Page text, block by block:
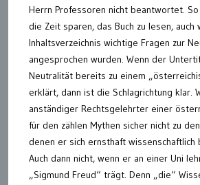
Herrn Professoren nicht beantwortet.
die Zeit sparen, das Buch zu lesen, auch
Inhaltsverzeichnis wichtige Fragen zur
angesprochen wurden. Wenn der
Neutralität bereits zu einem
erklärt, dann ist die Schlagrichtung klar.
anständiger Rechtsgelehrter einer
für den zählen Mythen sicher nicht zu
denen er sich ernsthaft wissenschaftlich
Auch dann nicht, wenn er an einer Uni
„Sigmund Freud“ trägt. Denn „die“